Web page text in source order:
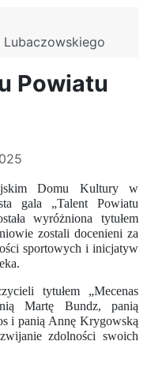
Lubaczowskiego
Powiatu
Domu Kultury w
gala „Talent Powiatu
wyróżniona tytułem
zostali docenieni za
sportowych i inicjatyw
tytułem „Mecenas
Martę Bundz, panią
i panią Annę Krygowską
zdolności swoich